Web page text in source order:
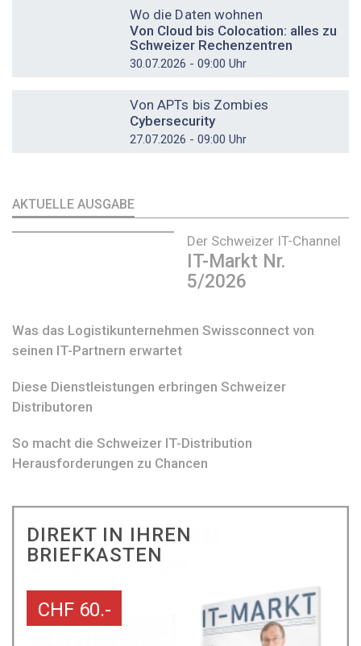
Wo die Daten wohnen
Von Cloud bis Colocation: alles zu
Schweizer Rechenzentren
30.07.2026 - 09:00 Uhr
Von APTs bis Zombies
Cybersecurity
27.07.2026 - 09:00 Uhr
AKTUELLE AUSGABE
Der Schweizer IT-Channel
IT-Markt Nr.
5/2026
Was das Logistikunternehmen Swissconnect von
seinen IT-Partnern erwartet
Diese Dienstleistungen erbringen Schweizer
Distributoren
So macht die Schweizer IT-Distribution
Herausforderungen zu Chancen
DIREKT IN IHREN
BRIEFKASTEN
CHF 60.-